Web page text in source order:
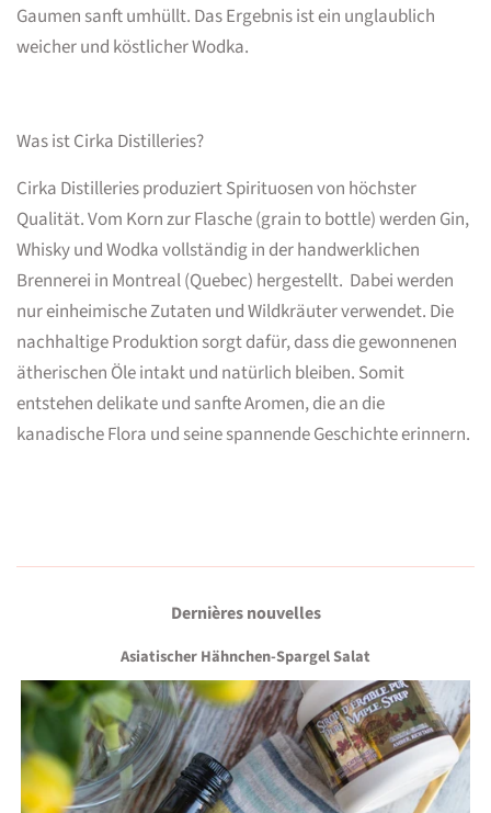
Gaumen sanft umhüllt. Das Ergebnis ist ein unglaublich
weicher und köstlicher Wodka.
Was ist Cirka Distilleries?
Cirka Distilleries produziert Spirituosen von höchster
Qualität. Vom Korn zur Flasche (grain to bottle) werden Gin,
Whisky und Wodka vollständig in der handwerklichen
Brennerei in Montreal (Quebec) hergestellt. Dabei werden
nur einheimische Zutaten und Wildkräuter verwendet. Die
nachhaltige Produktion sorgt dafür, dass die gewonnenen
ätherischen Öle intakt und natürlich bleiben. Somit
entstehen delikate und sanfte Aromen, die an die
kanadische Flora und seine spannende Geschichte erinnern.
Dernières nouvelles
Asiatischer Hähnchen-Spargel Salat